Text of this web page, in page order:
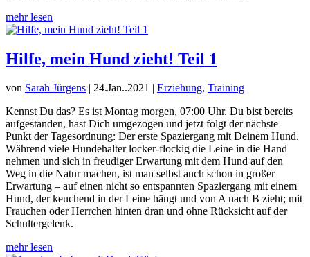
mehr lesen
Hilfe, mein Hund zieht! Teil 1
von Sarah Jürgens | 24.Jan..2021 | Erziehung, Training
Kennst Du das? Es ist Montag morgen, 07:00 Uhr. Du bist bereits
aufgestanden, hast Dich umgezogen und jetzt folgt der nächste
Punkt der Tagesordnung: Der erste Spaziergang mit Deinem Hund.
Während viele Hundehalter locker-flockig die Leine in die Hand
nehmen und sich in freudiger Erwartung mit dem Hund auf den
Weg in die Natur machen, ist man selbst auch schon in großer
Erwartung – auf einen nicht so entspannten Spaziergang mit einem
Hund, der keuchend in der Leine hängt und von A nach B zieht; mit
Frauchen oder Herrchen hinten dran und ohne Rücksicht auf der
Schultergelenk.
mehr lesen